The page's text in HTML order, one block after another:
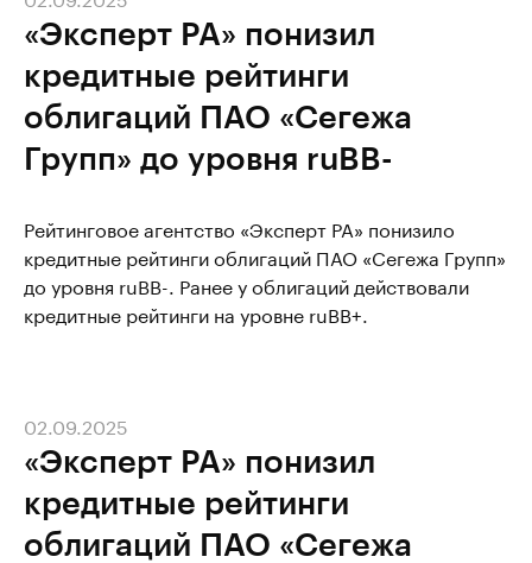
«Эксперт РА» понизил
кредитные рейтинги
облигаций ПАО «Сегежа
Групп» до уровня ruBB-
Рейтинговое агентство «Эксперт РА» понизило
кредитные рейтинги облигаций ПАО «Сегежа Групп»
до уровня ruBB-. Ранее у облигаций действовали
кредитные рейтинги на уровне ruBB+.
«Эксперт РА» понизил
кредитные рейтинги
облигаций ПАО «Сегежа
02.09.2025